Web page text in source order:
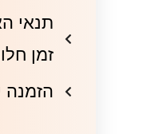
תנאי
זמן
הזמנה